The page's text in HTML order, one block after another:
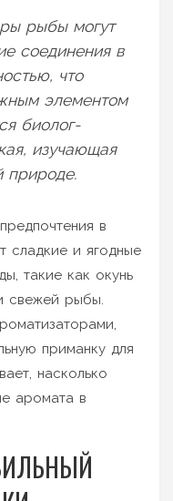
рыбы могут
соединения в
что
элементом
биолог-
изучающая
природе.
в
сладкие и ягодные
такие как окунь
свежей рыбы.
приманку для
насколько
аромата в